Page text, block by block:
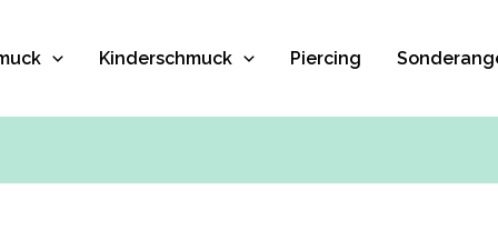
Kinderschmuck Piercing